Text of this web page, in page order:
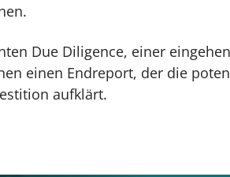
Due Diligence, einer
einen Endreport, der die
aufklärt.